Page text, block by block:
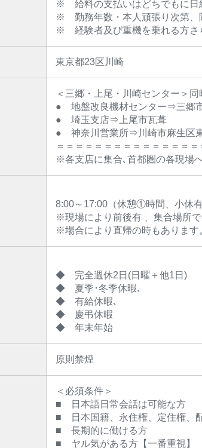
※ 給料の支払いはどちでもに日
※ 勤務年数・本人頑張り次第、
※ 経験者及び重機を乗れる方さ
東京都23区川崎
＜三郷・上尾・川崎センター＞同
● 地盤改良機材センター⇒三郷
● 埼玉支店⇒上尾市瓦葺
● 神奈川営業所⇒川崎市麻生区
＝＝＝＝＝＝＝＝＝＝＝＝＝＝＝
※各支店に集合､首都圏の各現場
8:00～17:00（休憩①時間、小休有
※現場により前後有 、集合場所
※場合により直帰の時もあります
◆ 完全週休2日(日曜＋他1日)
◆ 夏季･冬季休暇､
◆ 有給休暇､
◆ 慶弔休暇
◆ 年末年始
原則禁煙
＜必須条件＞
■ 日本語日常会話は可能な方
■ 日本国籍、永住権、定住権、
■ 長期的に働ける方
■ ヤル気がある方【一番重視】